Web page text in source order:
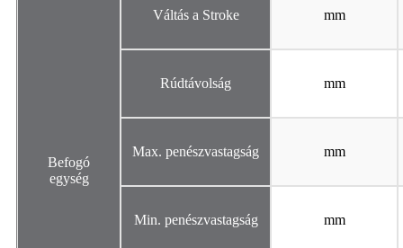
Befogó
egység
Váltás a Stroke mm
Rúdtávolság mm
Max. penészvastagság mm
Min. penészvastagság mm